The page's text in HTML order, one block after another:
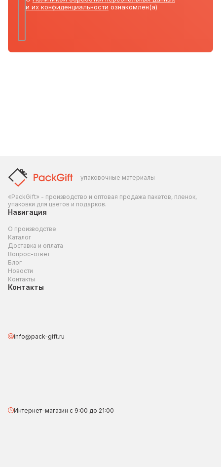
и их конфиденциальности ознакомлен(а)
упаковочные материалы
«PackGift» - производство и оптовая продажа пакетов, пленок,
упаковки для цветов и подарков.
Навигация
О производстве
Каталог
Доставка и оплата
Вопрос-ответ
Блог
Новости
Контакты
Контакты
info@pack-gift.ru
Интернет–магазин с 9:00 до 21:00